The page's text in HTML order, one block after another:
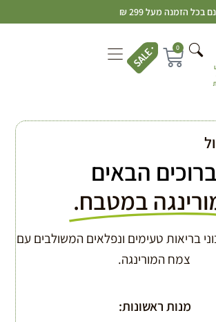
בכל הזמנה מעל 299 ₪
0
ברוכים הבאים
במטבח.
בריאות טעימים ונפלאים המשולבים עם
צמח המורינגה.
מנות ראשונות: